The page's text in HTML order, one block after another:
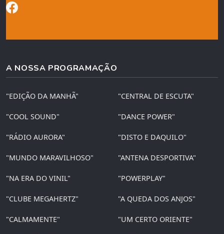
A NOSSA PROGRAMAÇÃO
"EDIÇÃO DA MANHÃ" "CENTRAL DE ESCUTA"
"COOL SOUND" "DANCE POWER"
"RÁDIO AURORA" "DISTO E DAQUILO"
"MUNDO MARAVILHOSO" "ANTENA DESPORTIVA"
"NA ERA DO VINIL" "POWERPLAY"
"CLUBE MEGAHERTZ" "A QUEDA DOS ANJOS"
"CALMAMENTE" "UM CERTO ORIENTE"